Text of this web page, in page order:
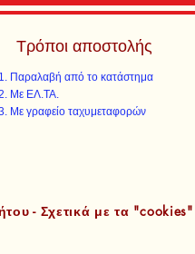
Τρόποι αποστολής
Παραλαβή από το κατάστημα
Με ΕΛ.ΤΑ.​​
Με γραφείο ταχυμεταφορών​
- Σχετικά με τα "cookies"